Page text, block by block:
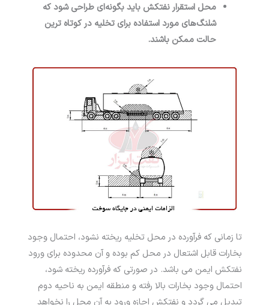
محل استقرار نفتکش باید بگونه‌­ای طراحی شود که
شلنگ‌­های مورد استفاده برای تخلیه در کوتاه ­ترین
حالت ممکن باشند.
تا زمانی که فرآورده در محل تخلیه ریخته نشود، احتمال وجود
بخارات قابل اشتعال در محل کم بوده و آن محدوده برای ورود
نفتکش ایمن می باشد. در صورتی که فرآورده ریخته شود،
احتمال وجود بخارات بالا رفته و منطقه ایمن به ناحیه دوم
تبدیل می­‌ گردد و نفتکش اجازه ورود به آن محل را نخواهد